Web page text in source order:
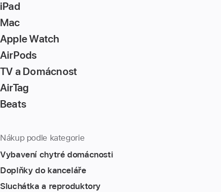
iPad
Mac
Apple Watch
AirPods
TV a Domácnost
AirTag
Beats
Nákup podle kategorie
Vybavení chytré domácnosti
Doplňky do kanceláře
Sluchátka a reproduktory